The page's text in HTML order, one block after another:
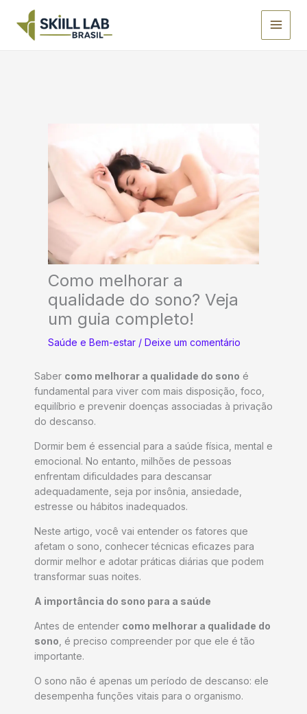
para
Como melhorar a
qualidade do sono? Veja
um guia completo!
Saúde e Bem-estar / Deixe um comentário
Saber como melhorar a qualidade do sono é
fundamental para viver com mais disposição, foco,
equilíbrio e prevenir doenças associadas à privação
do descanso.
Dormir bem é essencial para a saúde física, mental e
emocional. No entanto, milhões de pessoas
enfrentam dificuldades para descansar
adequadamente, seja por insônia, ansiedade,
estresse ou hábitos inadequados.
Neste artigo, você vai entender os fatores que
afetam o sono, conhecer técnicas eficazes para
dormir melhor e adotar práticas diárias que podem
transformar suas noites.
A importância do sono para a saúde
Antes de entender como melhorar a qualidade do
sono , é preciso compreender por que ele é tão
importante.
O sono não é apenas um período de descanso: ele
desempenha funções vitais para o organismo.